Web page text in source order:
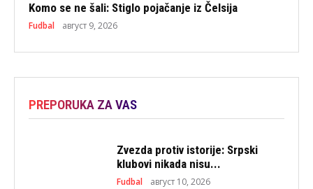
Komo se ne šali: Stiglo pojačanje iz Čelsija
Fudbal август 9, 2026
PREPORUKA ZA VAS
Zvezda protiv istorije: Srpski
klubovi nikada nisu...
Fudbal август 10, 2026